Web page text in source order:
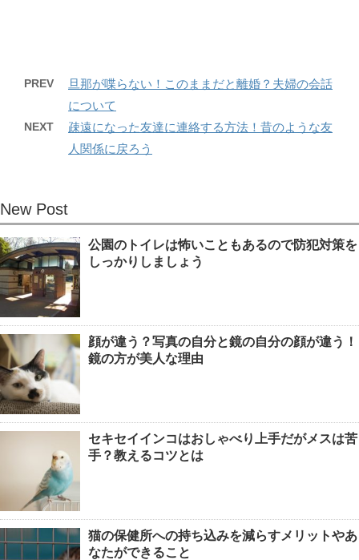
PREV
旦那が喋らない！このままだと離婚？夫婦の会話
について
NEXT
疎遠になった友達に連絡する方法！昔のような友
人関係に戻ろう
New Post
公園のトイレは怖いこともあるので防犯対策を
しっかりしましょう
顔が違う？写真の自分と鏡の自分の顔が違う！
鏡の方が美人な理由
セキセイインコはおしゃべり上手だがメスは苦
手？教えるコツとは
猫の保健所への持ち込みを減らすメリットやあ
なたができること